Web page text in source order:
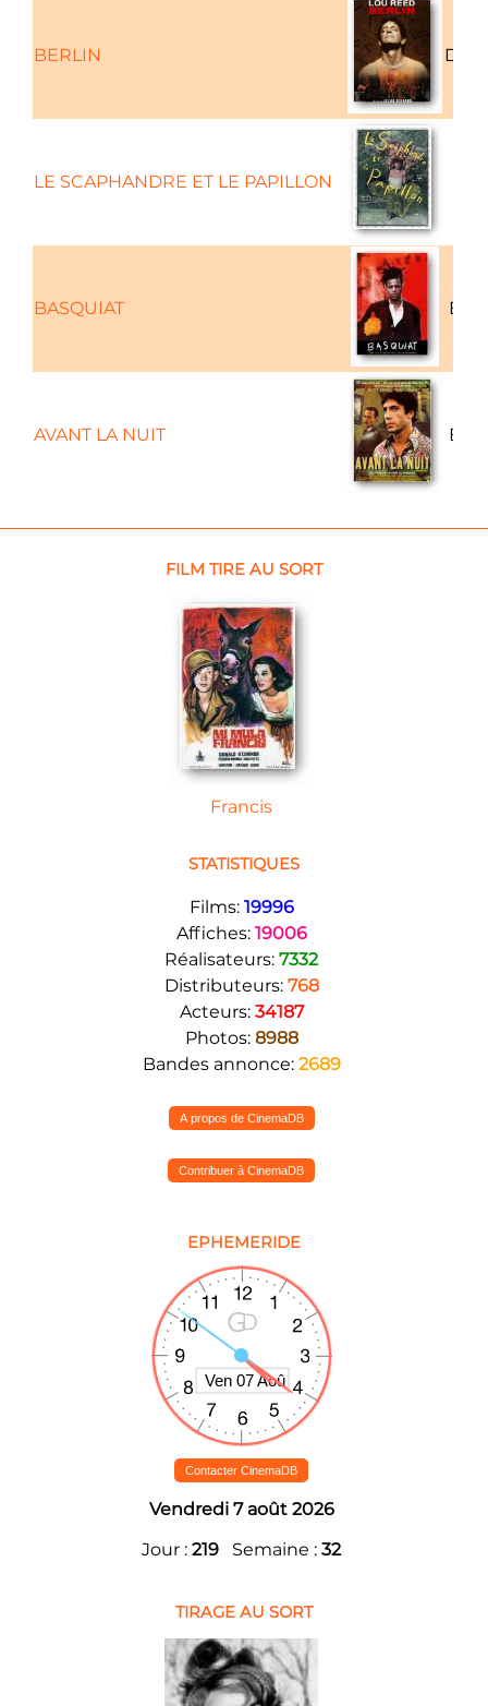
BERLIN
LE SCAPHANDRE ET LE PAPILLON
BASQUIAT
AVANT LA NUIT
FILM TIRE AU SORT
Francis
STATISTIQUES
Films: 19996
Affiches: 19006
Réalisateurs: 7332
Distributeurs: 768
Acteurs: 34187
Photos: 8988
Bandes annonce: 2689
A propos de CinemaDB
Contribuer à CinemaDB
EPHEMERIDE
Contacter CinemaDB
Vendredi 7 août 2026
Jour : 219 Semaine : 32
TIRAGE AU SORT